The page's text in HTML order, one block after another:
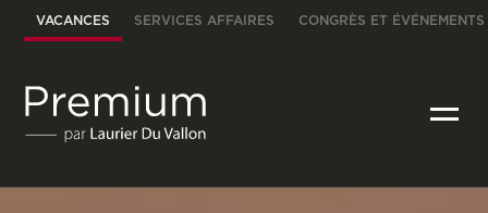
VACANCES SERVICES AFFAIRES CONGRÈS ET ÉVÉNEMENTS